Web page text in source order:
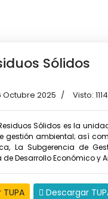
Sólidos
Octubre 2025 Visto:
Sólidos es la
gestión ambiental; así
La Subgerencia de
Desarrollo Económico y
TUPA Descargar